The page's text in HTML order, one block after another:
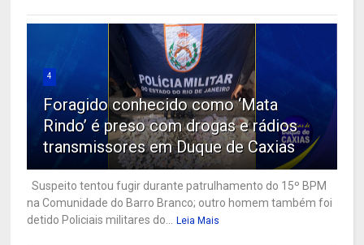
4
Foragido conhecido como ‘Mata
Rindo’ é preso com drogas e rádios
transmissores em Duque de Caxias
Suspeito tentou fugir durante patrulhamento do 15º BPM
na Comunidade do Barro Branco; outro homem também foi
detido Policiais militares do...
Leia Mais